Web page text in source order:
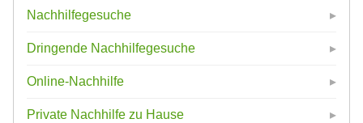
Nachhilfegesuche
Dringende Nachhilfegesuche
Online-Nachhilfe
Private Nachhilfe zu Hause